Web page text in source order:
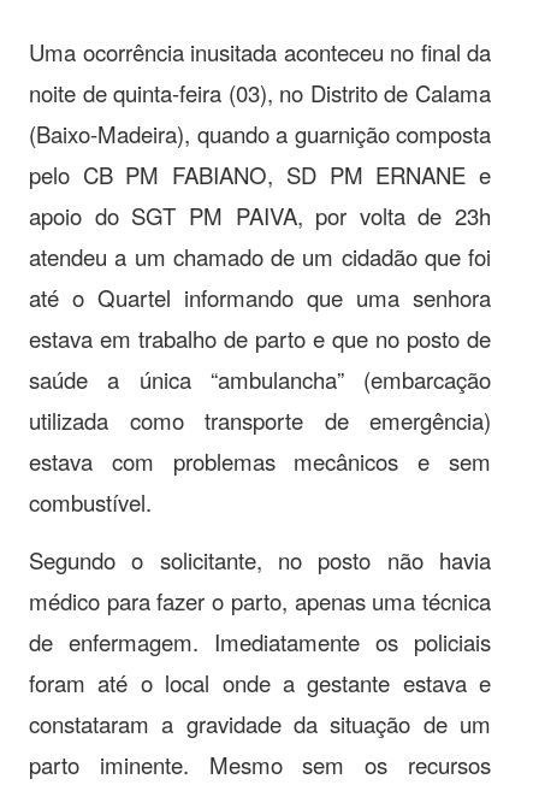
Uma ocorrência inusitada aconteceu no final da
noite de quinta-feira (03), no Distrito de Calama
(Baixo-Madeira), quando a guarnição composta
pelo CB PM FABIANO, SD PM ERNANE e
apoio do SGT PM PAIVA, por volta de 23h
atendeu a um chamado de um cidadão que foi
até o Quartel informando que uma senhora
estava em trabalho de parto e que no posto de
saúde a única “ambulancha” (embarcação
utilizada como transporte de emergência)
estava com problemas mecânicos e sem
combustível.
Segundo o solicitante, no posto não havia
médico para fazer o parto, apenas uma técnica
de enfermagem. Imediatamente os policiais
foram até o local onde a gestante estava e
constataram a gravidade da situação de um
parto iminente. Mesmo sem os recursos